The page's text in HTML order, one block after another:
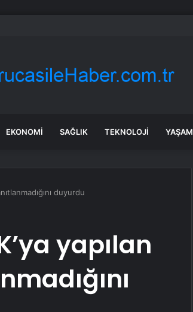
veda etti: 20 yıllık macera sona erdi
EKONOMI SAĞLIK TEKNOLOJI YAŞAM
duyurdu
yapılan